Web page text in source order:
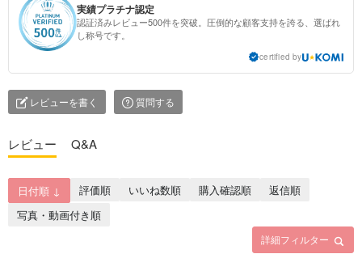
実績プラチナ認定
認証済みレビュー500件を突破。圧倒的な顧客支持を誇る、選ばれ
し称号です。
certified by
レビューを書く 質問する
レビュー Q&A
詳細フィルター
日付順 ↓ 評価順 いいね数順 購入確認順
返信順
写真・動画付き順